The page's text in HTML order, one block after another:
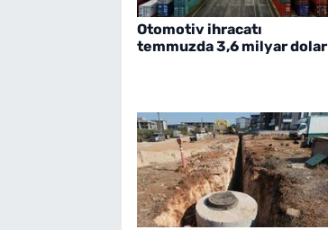
Otomotiv ihracatı
temmuzda 3,6 milyar dolar